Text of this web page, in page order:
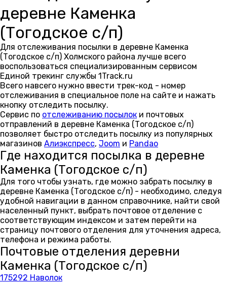
деревне Каменка
(Тогодское с/п)
Для отслеживания посылки в деревне Каменка
(Тогодское с/п) Холмского района лучше всего
воспользоваться специализированным сервисом
Единой трекинг службы 1Track.ru
Всего навсего нужно ввести трек-код - номер
отслеживания в специальное поле на сайте и нажать
кнопку отследить посылку.
Сервис по отслеживанию посылок и почтовых
отправлений в деревне Каменка (Тогодское с/п)
позволяет быстро отследить посылку из популярных
магазинов Алиэкспресс, Joom и Pandao
Где находится посылка в деревне
Каменка (Тогодское с/п)
Для того чтобы узнать, где можно забрать посылку в
деревне Каменка (Тогодское с/п) - необходимо, следуя
удобной навигации в данном справочнике, найти свой
населенный пункт, выбрать почтовое отделение с
соответствующим индексом и затем перейти на
страницу почтового отделения для уточнения адреса,
телефона и режима работы.
Почтовые отделения деревни
Каменка (Тогодское с/п)
175292 Наволок